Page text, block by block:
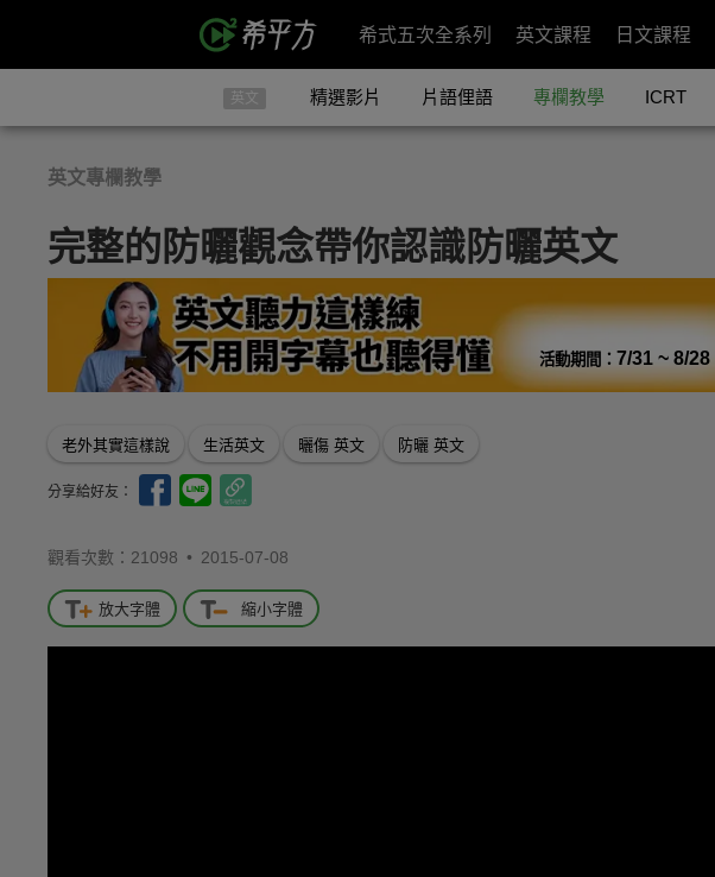
希式五次全系列 英文課程 日文課程
英文 精選影片 片語俚語 專欄教學 ICRT
英文專欄教學
完整的防曬觀念帶你認識防曬英文
活動期間： 7/31 ~ 8/28
老外其實這樣說 生活英文 曬傷 英文 防曬 英文
分享給好友：
觀看次數：21098 • 2015-07-08
放大字體 縮小字體